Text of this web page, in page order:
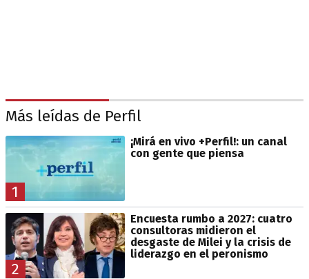
Más leídas de Perfil
1
¡Mirá en vivo +Perfil!: un canal
con gente que piensa
2
Encuesta rumbo a 2027: cuatro
consultoras midieron el
desgaste de Milei y la crisis de
liderazgo en el peronismo